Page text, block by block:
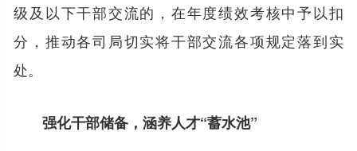
级及以下干部交流的，在年度绩效考核中予以扣
分，推动各司局切实将干部交流各项规定落到实
处。
强化干部储备，涵养人才“蓄水池”